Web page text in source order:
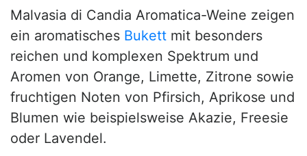
Malvasia di Candia Aromatica-Weine zeigen
ein aromatisches Bukett mit besonders
reichen und komplexen Spektrum und
Aromen von Orange, Limette, Zitrone sowie
fruchtigen Noten von Pfirsich, Aprikose und
Blumen wie beispielsweise Akazie, Freesie
oder Lavendel.